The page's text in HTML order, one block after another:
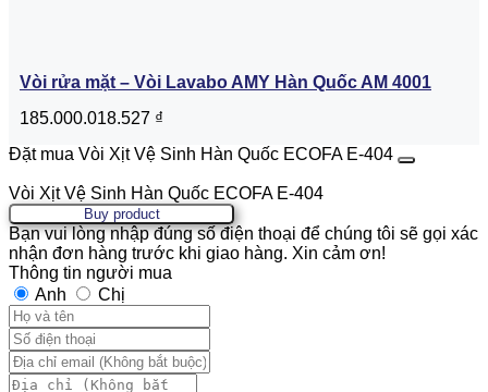
Vòi rửa mặt – Vòi Lavabo AMY Hàn Quốc AM 4001
185.000.018.527 ₫
Đặt mua Vòi Xịt Vệ Sinh Hàn Quốc ECOFA E-404
Vòi Xịt Vệ Sinh Hàn Quốc ECOFA E-404
Buy product
Bạn vui lòng nhập đúng số điện thoại để chúng tôi sẽ gọi xác
nhận đơn hàng trước khi giao hàng. Xin cảm ơn!
Thông tin người mua
Anh
Chị